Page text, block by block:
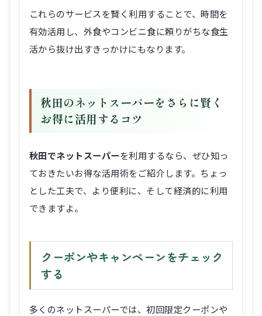
これらのサービスを賢く利用することで、時間を
有効活用し、外食やコンビニ食に頼りがちな食生
活から抜け出すきっかけにもなります。
秋田のネットスーパーをさらに賢く
お得に活用するコツ
秋田でネットスーパーを利用するなら、ぜひ知っ
ておきたいお得な活用術をご紹介します。ちょっ
とした工夫で、より便利に、そして経済的に利用
できますよ。
クーポンやキャンペーンをチェック
する
多くのネットスーパーでは、初回限定クーポンや